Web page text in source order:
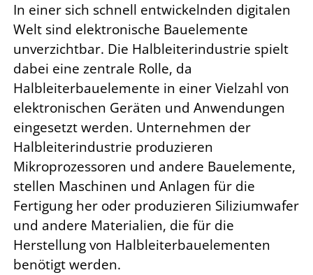
In einer sich schnell entwickelnden digitalen
Welt sind elektronische Bauelemente
unverzichtbar. Die Halbleiterindustrie spielt
dabei eine zentrale Rolle, da
Halbleiterbauelemente in einer Vielzahl von
elektronischen Geräten und Anwendungen
eingesetzt werden. Unternehmen der
Halbleiterindustrie produzieren
Mikroprozessoren und andere Bauelemente,
stellen Maschinen und Anlagen für die
Fertigung her oder produzieren Siliziumwafer
und andere Materialien, die für die
Herstellung von Halbleiterbauelementen
benötigt werden.